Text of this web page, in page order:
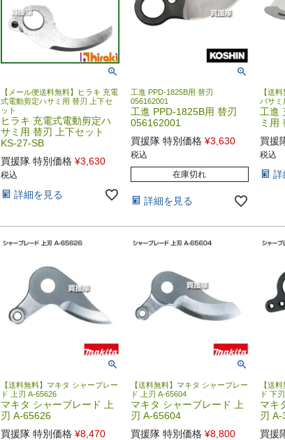
【メール便送料無料】ヒラキ 充電
式電動剪定ハサミ用 替刃 上下セ
ット
ヒラキ 充電式電動剪定ハ
サミ用 替刃 上下セット
KS-27-SB
買援隊 特別価格 ¥3,630
税込
詳細を見る
工進 PPD-1825B用 替刃
056162001
工進 PPD-1825B用 替刃
056162001
買援隊 特別価格 ¥3,630
税込
在庫切れ
詳細を見る
【送
バサミ
工進
ミ用
買援
税込
詳
【送料無料】マキタ シャーブレー
ド 上刃 A-65626
マキタ シャーブレード 上
刃 A-65626
買援隊 特別価格 ¥8,470
【送料無料】マキタ シャーブレー
ド 上刃 A-65604
マキタ シャーブレード 上
刃 A-65604
買援隊 特別価格 ¥8,800
【送
ド 下
マキ
刃 A-
買援